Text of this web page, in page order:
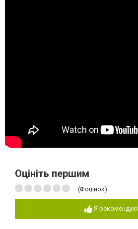
Оцініть першим
(0 оцінок)
Я рекомендую